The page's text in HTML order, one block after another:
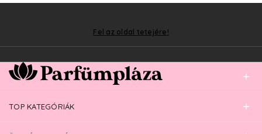
Fel az oldal tetejére!
TOP KATEGÓRIÁK